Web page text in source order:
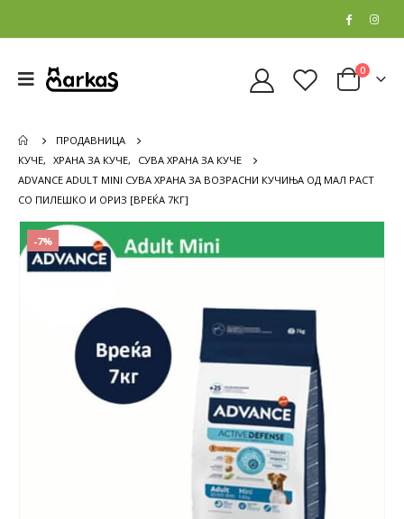
0
ПРОДАВНИЦА
КУЧЕ, ХРАНА ЗА КУЧЕ,
СУВА ХРАНА ЗА КУЧЕ
ADVANCE ADULT MINI СУВА ХРАНА ЗА ВОЗРАСНИ КУЧИЊА ОД МАЛ РАСТ
СО ПИЛЕШКО И ОРИЗ [ВРЕЌА 7КГ]
-7%